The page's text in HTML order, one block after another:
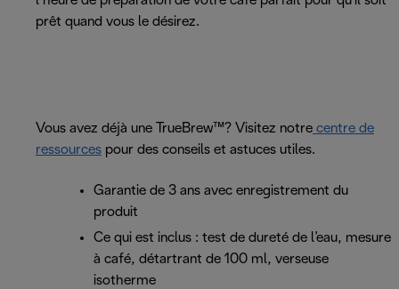
prêt quand vous le désirez.
Vous avez déjà une TrueBrew™? Visitez notre centre de
ressources pour des conseils et astuces utiles.
Garantie de 3 ans avec enregistrement du
produit
Ce qui est inclus : test de dureté de l’eau, mesure
à café, détartrant de 100 ml, verseuse
isotherme